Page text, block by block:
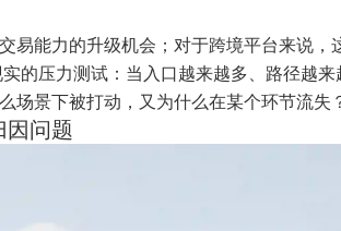
易能力的升级机会；对于跨境平台来说
的压力测试：当入口越来越多、路径越
场景下被打动，又为什么在某个环节流失
因问题